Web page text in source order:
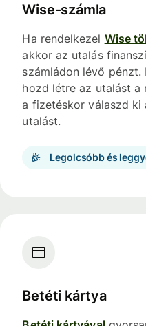
Wise-számla
Ha rendelkezel Wise
akkor az utalás
számládon lévő
hozd létre az utalást a
a fizetéskor válaszd ki
utalást.
Legolcsóbb és
Betéti kártya